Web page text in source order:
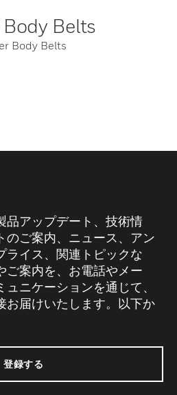
Belts
Body Belts
品アップデート、技術情
のご案内、ニュース、アン
ライス、関連トピックな
ご案内を、お電話やメー
ニケーションを通じて、
お届けいたします。以下か
登録する